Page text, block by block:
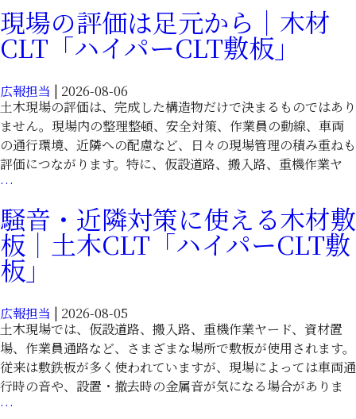
木
現
場
土
木
CLT「ハ
イ
パ
敷
板」
な
木
材
板
で
土
木
現
を
効
率
化
土
木
CLT「ハ
イ
パ
現場の評価は足元から｜木材
CLT「ハイパーCLT敷板」
広報担当 | 2026-08-06
土木現場の評価は、完成した構造物だけで決まるものではあり
ません。現場内の整理整頓、安全対策、作業員の動線、車両
の通行環境、近隣への配慮など、日々の現場管理の積み重ねも
評価につながります。特に、仮設道路、搬入路、重機作業ヤ
…
の
評
価
は
元
か
ら
｜
木
騒音・近隣対策に使える木材敷
板｜土木CLT「ハイパーCLT敷
板」
広報担当 | 2026-08-05
土木現場では、仮設道路、搬入路、重機作業ヤード、資材置
場、作業員通路など、さまざまな場所で敷板が使用されます。
従来は敷鉄板が多く使われていますが、現場によっては車両通
行時の音や、設置・撤去時の金属音が気になる場合がありま
…